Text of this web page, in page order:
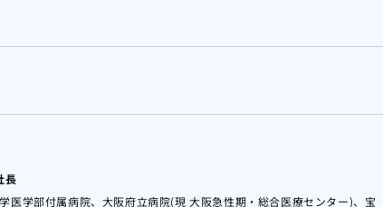
長
医学部付属病院、大阪府立病院(現 大阪急性期・総合医療センター)、宝